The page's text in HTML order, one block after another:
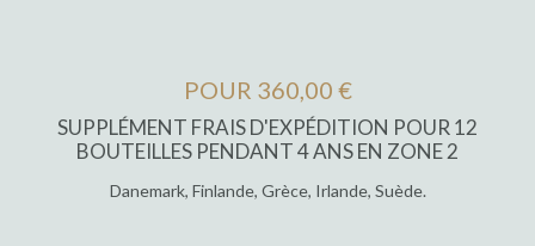
POUR 360,00 €
SUPPLÉMENT FRAIS D'EXPÉDITION POUR 12
BOUTEILLES PENDANT 4 ANS EN ZONE 2
Danemark, Finlande, Grèce, Irlande, Suède.